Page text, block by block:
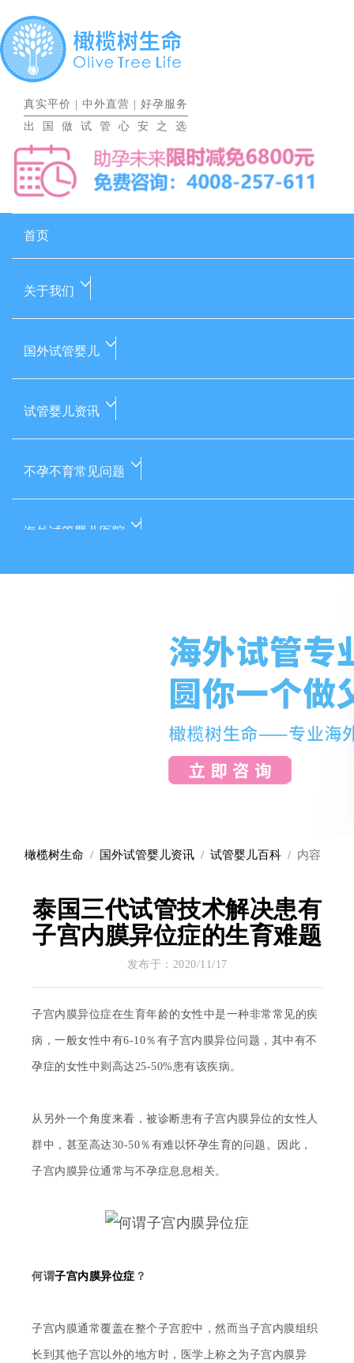
真实平价 中外直营
好孕服务
出国做试管心安之选
首页
关于我们
国外试管婴儿
试管婴儿资讯
不孕不育常见问题
海外试管婴儿医院
橄榄树生命 国外试管婴儿资讯 试管婴儿百科 内容
泰国三代试管技术解决患有
子宫内膜异位症的生育难题
发布于：2020/11/17
子宫内膜异位症在生育年龄的女性中是一种非常常见的疾
病，一般女性中有6-10％有子宫内膜异位问题，其中有不
孕症的女性中则高达25-50%患有该疾病。
从另外一个角度来看，被诊断患有子宫内膜异位的女性人
群中，甚至高达30-50％有难以怀孕生育的问题。因此，
子宫内膜异位通常与不孕症息息相关。
何谓子宫内膜异位症 ？
子宫内膜通常覆盖在整个子宫腔中，然而当子宫内膜组织
长到其他子宫以外的地方时，医学上称之为子宫内膜异